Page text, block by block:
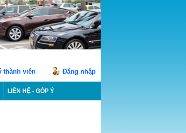
thành viên Đăng nhập
LIÊN HỆ - GÓP Ý